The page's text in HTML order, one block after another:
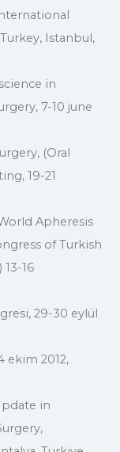
Istanbul,
in
7-10 june
(Oral
19-21
Apheresis
of Turkish
13-16
29-30 eylül
ekim 2012,
in